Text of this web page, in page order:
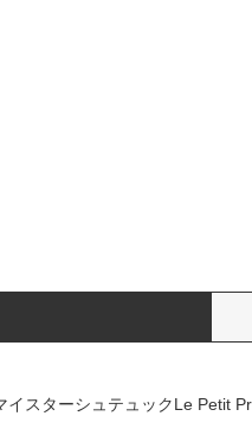
スターシュテュックLe Petit